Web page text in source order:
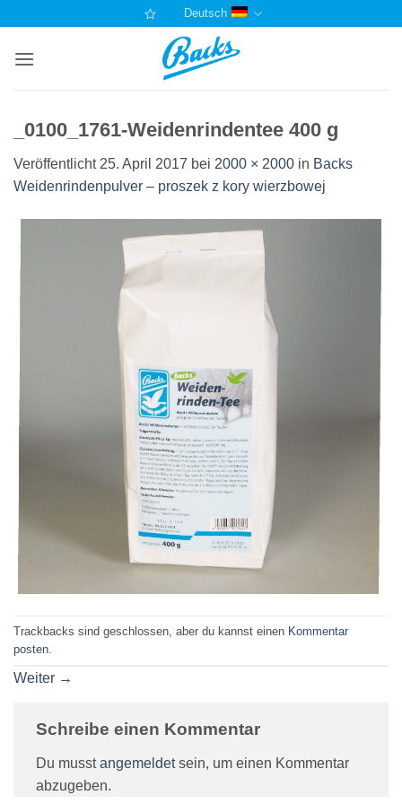
springen
Deutsch
_0100_1761-Weidenrindentee 400 g
Veröffentlicht 25. April 2017 bei 2000 × 2000 in Backs
Weidenrindenpulver – proszek z kory wierzbowej
Trackbacks sind geschlossen, aber du kannst einen Kommentar
posten
Weiter →
Schreibe einen Kommentar
Du musstangemeldetsein, um einen Kommentar
abzugeben.